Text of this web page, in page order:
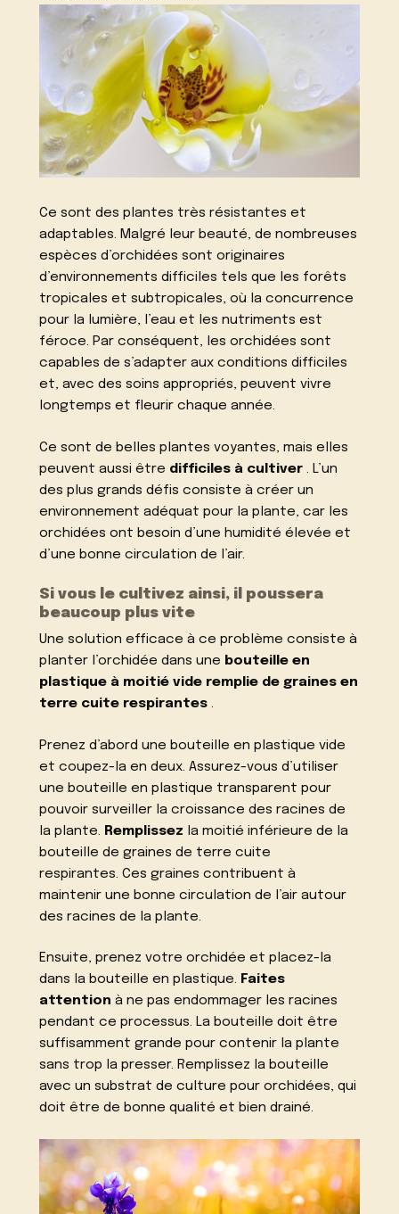
Ce sont des plantes très résistantes et
adaptables. Malgré leur beauté, de nombreuses
espèces d’orchidées sont originaires
d’environnements difficiles tels que les forêts
tropicales et subtropicales, où la concurrence
pour la lumière, l’eau et les nutriments est
féroce. Par conséquent, les orchidées sont
capables de s’adapter aux conditions difficiles
et, avec des soins appropriés, peuvent vivre
longtemps et fleurir chaque année.
Ce sont de belles plantes voyantes, mais elles
peuvent aussi être difficiles à cultiver . L’un
des plus grands défis consiste à créer un
environnement adéquat pour la plante, car les
orchidées ont besoin d’une humidité élevée et
d’une bonne circulation de l’air.
Si vous le cultivez ainsi, il poussera
beaucoup plus vite
Une solution efficace à ce problème consiste à
planter l’orchidée dans une bouteille en
plastique à moitié vide remplie de graines en
terre cuite respirantes .
Prenez d’abord une bouteille en plastique vide
et coupez-la en deux. Assurez-vous d’utiliser
une bouteille en plastique transparent pour
pouvoir surveiller la croissance des racines de
la plante. Remplissez la moitié inférieure de la
bouteille de graines de terre cuite
respirantes. Ces graines contribuent à
maintenir une bonne circulation de l’air autour
des racines de la plante.
Ensuite, prenez votre orchidée et placez-la
dans la bouteille en plastique. Faites
attention à ne pas endommager les racines
pendant ce processus. La bouteille doit être
suffisamment grande pour contenir la plante
sans trop la presser. Remplissez la bouteille
avec un substrat de culture pour orchidées, qui
doit être de bonne qualité et bien drainé.